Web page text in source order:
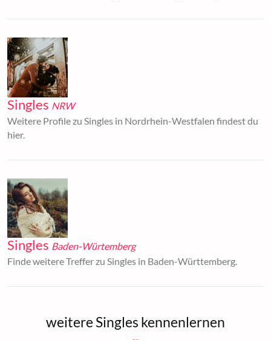
Singles NRW
Weitere Profile zu Singles in Nordrhein-Westfalen findest du
hier.
Singles Baden-Würtemberg
Finde weitere Treffer zu Singles in Baden-Württemberg.
weitere Singles kennenlernen